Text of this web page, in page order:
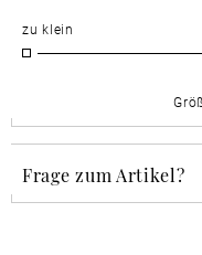
zu klein
Frage zum Artikel?